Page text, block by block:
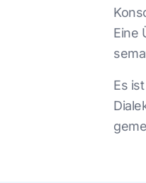
Eine
Es